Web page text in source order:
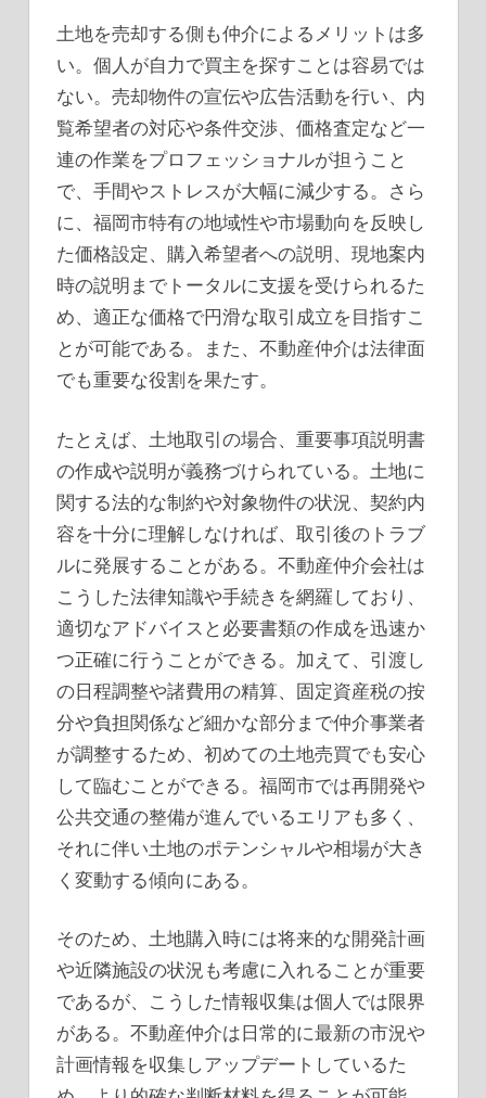
土地を売却する側も仲介によるメリットは多
い。個人が自力で買主を探すことは容易では
ない。売却物件の宣伝や広告活動を行い、内
覧希望者の対応や条件交渉、価格査定など一
連の作業をプロフェッショナルが担うこと
で、手間やストレスが大幅に減少する。さら
に、福岡市特有の地域性や市場動向を反映し
た価格設定、購入希望者への説明、現地案内
時の説明までトータルに支援を受けられるた
め、適正な価格で円滑な取引成立を目指すこ
とが可能である。また、不動産仲介は法律面
でも重要な役割を果たす。
たとえば、土地取引の場合、重要事項説明書
の作成や説明が義務づけられている。土地に
関する法的な制約や対象物件の状況、契約内
容を十分に理解しなければ、取引後のトラブ
ルに発展することがある。不動産仲介会社は
こうした法律知識や手続きを網羅しており、
適切なアドバイスと必要書類の作成を迅速か
つ正確に行うことができる。加えて、引渡し
の日程調整や諸費用の精算、固定資産税の按
分や負担関係など細かな部分まで仲介事業者
が調整するため、初めての土地売買でも安心
して臨むことができる。福岡市では再開発や
公共交通の整備が進んでいるエリアも多く、
それに伴い土地のポテンシャルや相場が大き
く変動する傾向にある。
そのため、土地購入時には将来的な開発計画
や近隣施設の状況も考慮に入れることが重要
であるが、こうした情報収集は個人では限界
がある。不動産仲介は日常的に最新の市況や
計画情報を収集しアップデートしているた